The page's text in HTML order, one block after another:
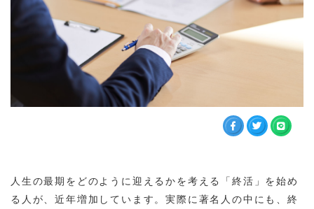
人生の最期をどのように迎えるかを考える「終活」を始め
る人が、近年増加しています。実際に著名人の中にも、終